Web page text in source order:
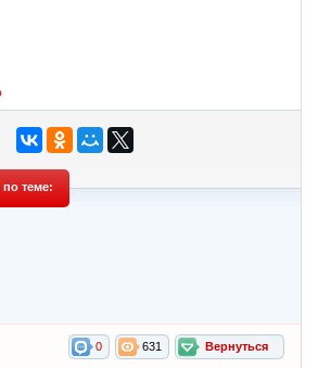
теме:
Вернуться
631
0